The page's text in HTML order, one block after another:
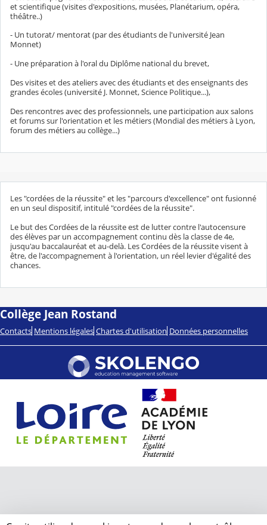
et scientifique (visites d'expositions, musées, Planétarium, opéra,
théâtre..)
- Un tutorat/ mentorat (par des étudiants de l'université Jean
Monnet)
- Une préparation à l'oral du Diplôme national du brevet,
Des visites et des ateliers avec des étudiants et des enseignants des
grandes écoles (université J. Monnet, Science Politique...),
Des rencontres avec des professionnels, une participation aux salons
et forums sur l'orientation et les métiers (Mondial des métiers à Lyon,
forum des métiers au collège...)
Les "cordées de la réussite" et les "parcours d'excellence" ont fusionné
en un seul dispositif, intitulé "cordées de la réussite".
Le but des Cordées de la réussite est de lutter contre l'autocensure
des élèves par un accompagnement continu dès la classe de 4e,
jusqu'au baccalauréat et au-delà. Les Cordées de la réussite visent à
être, de l'accompagnement à l'orientation, un réel levier d'égalité des
chances.
Collège Jean Rostand
Contacts Mentions légales Chartes d'utilisation Données personnelles